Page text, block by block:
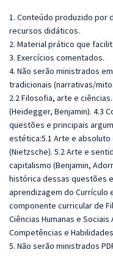
1. Conteúdo produzido por
recursos didáticos.
2. Material prático que
3. Exercícios comentados.
4. Não serão ministrados
tradicionais (narrativas/
2.2 Filosofia, arte e
(Heidegger, Benjamin). 4.3
questões e principais
estética:5.1 Arte e absoluto
(Nietzsche). 5.2 Arte e
capitalismo (Benjamin,
histórica dessas questões
aprendizagem do Currículo
componente curricular de
Ciências Humanas e
Competências e
5. Não serão ministrados